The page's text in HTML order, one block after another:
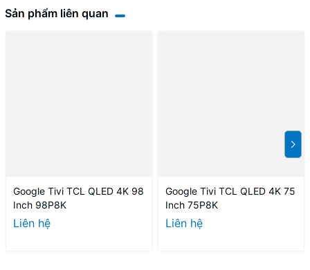
Sản phẩm liên quan
Google Tivi TCL QLED 4K 98
Inch 98P8K
Liên hệ
Google Tivi TCL QLED 4K 75
Inch 75P8K
Liên hệ